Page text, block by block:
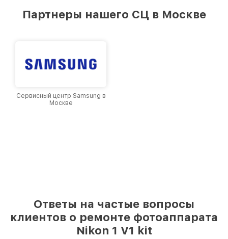
Москве, постоянно повышая уровень доверия
Партнеры нашего СЦ в Москве
Сервисный центр Samsung в
Москве
Ответы на частые вопросы
клиентов о ремонте фотоаппарата
Nikon 1 V1 kit